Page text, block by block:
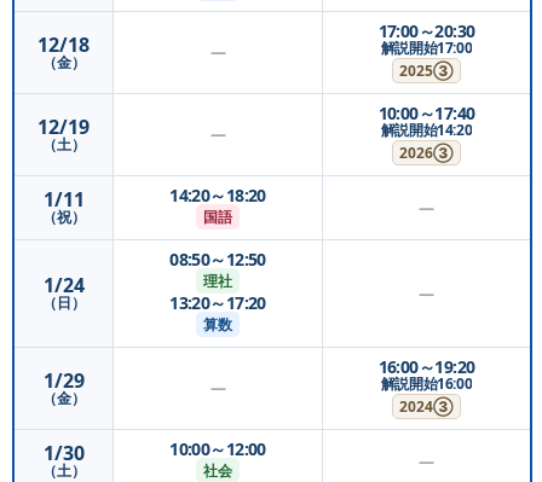
12/18
（金） —
17:00～20:30
解説開始17:00
2025③
12/19
（土） —
10:00～17:40
解説開始14:20
2026③
1/11
（祝）
14:20～18:20
国語 —
1/24
（日）
08:50～12:50
理社
13:20～17:20
算数
—
1/29
（金） —
16:00～19:20
解説開始16:00
2024③
1/30
（土）
10:00～12:00
社会 —